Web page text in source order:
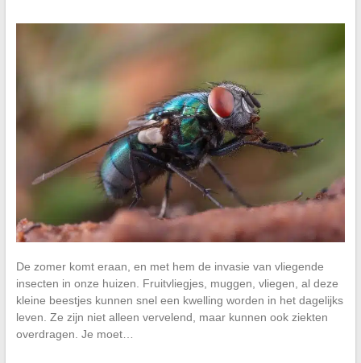
De zomer komt eraan, en met hem de invasie van vliegende
insecten in onze huizen. Fruitvliegjes, muggen, vliegen, al deze
kleine beestjes kunnen snel een kwelling worden in het dagelijks
leven. Ze zijn niet alleen vervelend, maar kunnen ook ziekten
overdragen. Je moet…